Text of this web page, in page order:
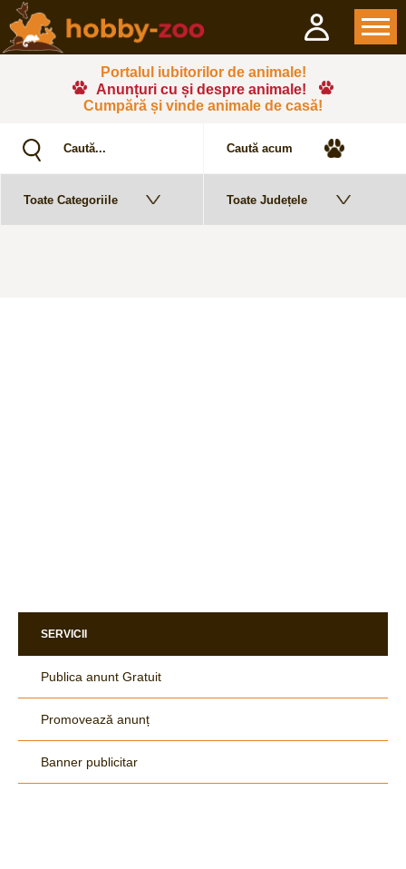
Portalul iubitorilor de animale!
Anunțuri cu și despre animale!
Cumpără și vinde animale de casă!
SERVICII
Publica anunt Gratuit
Promovează anunț
Banner publicitar